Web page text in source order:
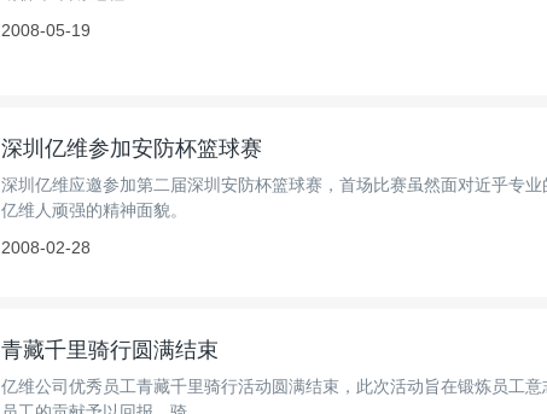
2008-05-19
深圳亿维参加安防杯篮球赛
深圳亿维应邀参加第二届深圳安防杯篮球赛，首场比赛虽然面对近乎专
亿维人顽强的精神面貌。
2008-02-28
青藏千里骑行圆满结束
亿维公司优秀员工青藏千里骑行活动圆满结束，此次活动旨在锻炼员工